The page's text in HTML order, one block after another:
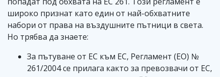
широко признат като един от най-обхватните
набори от права на въздушните пътници в света.
Но трябва да знаете:
За пътуване от ЕС към ЕС, Регламент (ЕО) №
261/2004 се прилага както за превозвачи от ЕС,